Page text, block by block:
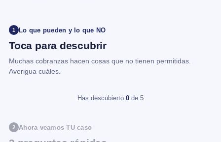
1 Lo que pueden y lo que NO
Toca para descubrir
Muchas cobranzas hacen cosas que no tienen permitidas.
Averigua cuáles.
Has descubierto 0 de 5
2 Ahora veamos TU caso